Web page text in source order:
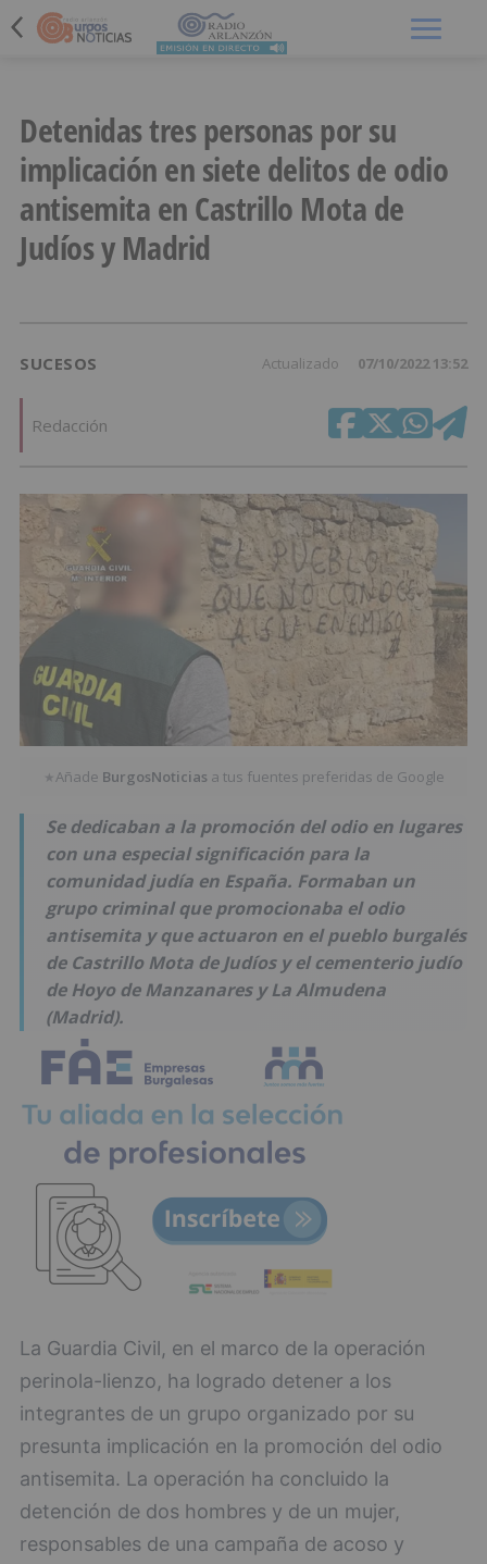
Detenidas tres personas por su
implicación en siete delitos de odio
antisemita en Castrillo Mota de
Judíos y Madrid
SUCESOS Actualizado 07/10/2022 13:52
Redacción
★Añade BurgosNoticias a tus fuentes preferidas de Google
Se dedicaban a la promoción del odio en lugares
con una especial significación para la
comunidad judía en España. Formaban un
grupo criminal que promocionaba el odio
antisemita y que actuaron en el pueblo burgalés
de Castrillo Mota de Judíos y el cementerio judío
de Hoyo de Manzanares y La Almudena
(Madrid).
La Guardia Civil, en el marco de la operación
perinola-lienzo, ha logrado detener a los
integrantes de un grupo organizado por su
presunta implicación en la promoción del odio
antisemita. La operación ha concluido la
detención de dos hombres y de un mujer,
responsables de una campaña de acoso y